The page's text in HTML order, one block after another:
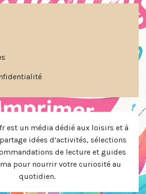
est un média dédié aux loisirs et à
idées d’activités, sélections
de lecture et guides
pour nourrir votre curiosité au
quotidien.